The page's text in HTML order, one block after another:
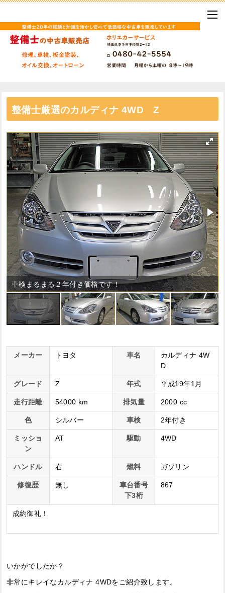
整備士厳選のカルディナ 4WD Z
車検まるまる２年付き価格です！
メーカー トヨタ 車名
カルディナ 4W
D
グレード Z 年式 平成19年1月
走行距離 54000 km 排気量 2000 cc
色 シルバー 車検 2年付き
ミッショ
ン
AT 駆動 4WD
ハンドル 右 燃料 ガソリン
修復歴 無し
車台番号
下3桁
867
成約御礼！
いかがでしたか？
非常にキレイなカルディナ 4WDをご紹介致します。